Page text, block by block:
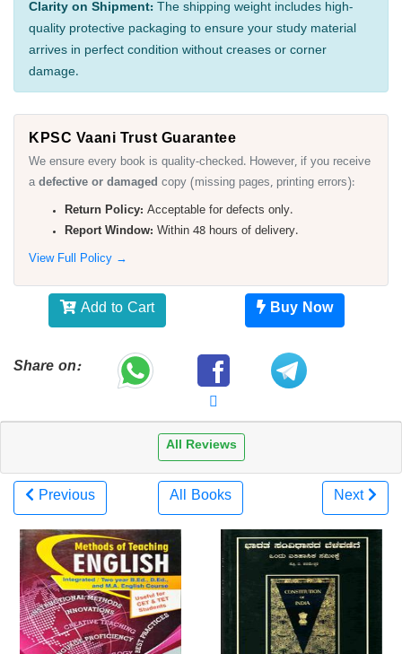
Clarity on Shipment: The shipping weight includes high-
quality protective packaging to ensure your study material
arrives in perfect condition without creases or corner
damage.
KPSC Vaani Trust Guarantee
We ensure every book is quality-checked. However, if you receive
adefective or damaged copy (missing pages, printing errors):
Return Policy: Acceptable for defects only.
Report Window: Within 48 hours of delivery.
View Full Policy →
Add to Cart Buy Now
Share on:
All Reviews
Previous All Books Next